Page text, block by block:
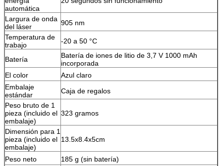
automática
Largura de onda
del láser
905 nm
Temperatura de
trabajo
-20 a 50 °C
Batería
Batería de iones de litio de 3,7 V 1000 mAh
incorporada
El color
Azul claro
Embalaje
estándar
Caja de regalos
Peso bruto de 1
pieza (incluido el
embalaje)
323 gramos
Dimensión para 1
pieza (incluido el
embalaje)
13.5x8.4x5cm
Peso neto
185 g (sin batería)